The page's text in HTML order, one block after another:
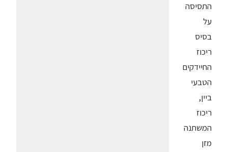
התסיסה
על
בסיס
ריכוז
החיידקים
הטבעי
ביין,
ריכוז
המשתנה
מזן